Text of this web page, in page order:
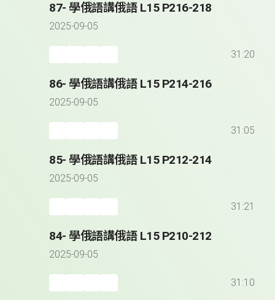
87- 學俄語講俄語 L15 P216-218
2025-09-05
31:20
86- 學俄語講俄語 L15 P214-216
2025-09-05
31:05
85- 學俄語講俄語 L15 P212-214
2025-09-05
31:21
84- 學俄語講俄語 L15 P210-212
2025-09-05
31:10